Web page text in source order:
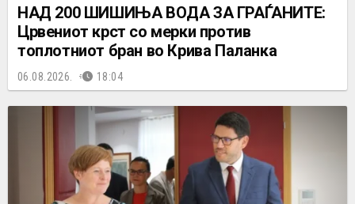
НАД 200 ШИШИЊА ВОДА ЗА ГРАЃАНИТЕ:
Црвениот крст со мерки против
топлотниот бран во Крива Паланка
06.08.2026. 18:04